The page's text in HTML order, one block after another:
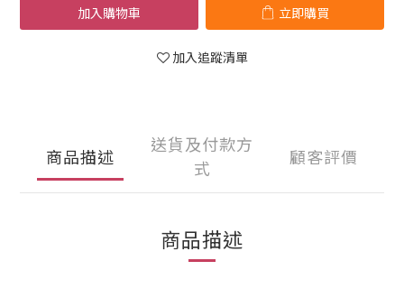
加入購物車 立即購買
加入追蹤清單
商品描述
送貨及付款方
式
顧客評價
商品描述